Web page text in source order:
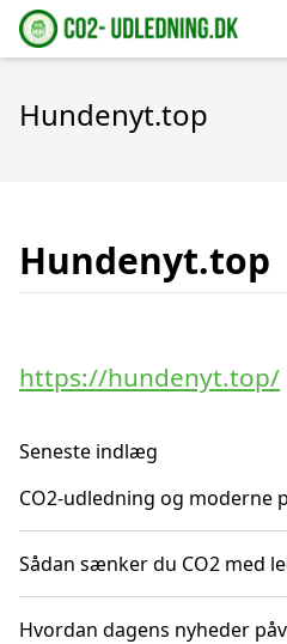
Hundenyt.top
Hundenyt.top
https://hundenyt.top/
Seneste indlæg
CO2-udledning og moderne
Sådan sænker du CO2 med
Hvordan dagens nyheder